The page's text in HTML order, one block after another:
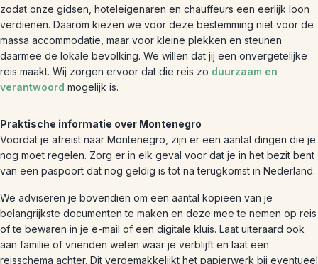
zodat onze gidsen, hoteleigenaren en chauffeurs een eerlijk loon
verdienen. Daarom kiezen we voor deze bestemming niet voor de
massa accommodatie, maar voor kleine plekken en steunen
daarmee de lokale bevolking. We willen dat jij een onvergetelijke
reis maakt. Wij zorgen ervoor dat die reis zo duurzaam en
verantwoord mogelijk is.
Praktische informatie over Montenegro
Voordat je afreist naar Montenegro, zijn er een aantal dingen die je
nog moet regelen. Zorg er in elk geval voor dat je in het bezit bent
van een paspoort dat nog geldig is tot na terugkomst in Nederland.
We adviseren je bovendien om een aantal kopieën van je
belangrijkste documenten te maken en deze mee te nemen op reis
of te bewaren in je e-mail of een digitale kluis. Laat uiteraard ook
aan familie of vrienden weten waar je verblijft en laat een
reisschema achter. Dit vergemakkelijkt het papierwerk bij eventueel